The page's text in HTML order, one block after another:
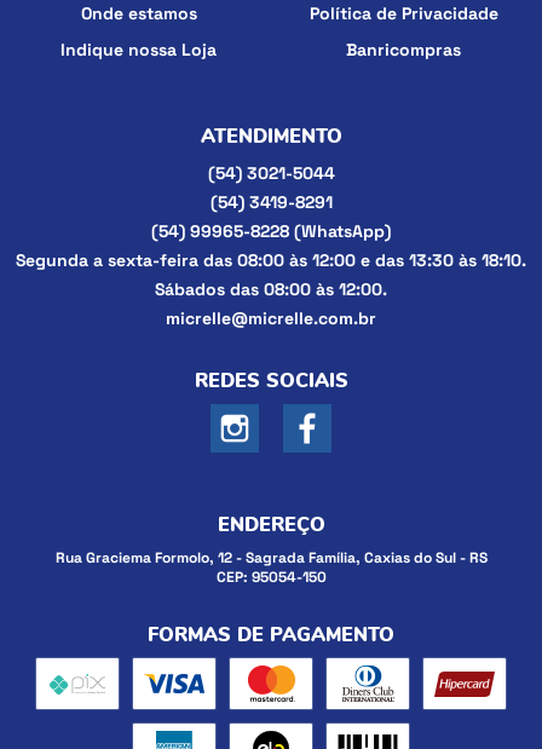
Onde estamos
Indique nossa Loja
Política de Privacidade
Banricompras
ATENDIMENTO
(54)3021-5044
(54)3419-8291
(54) 99965-8228 (WhatsApp)
Segunda a sexta-feira das 08:00 às 12:00 e das 13:30 às 18:10.
Sábados das 08:00 às 12:00.
micrelle@micrelle.com.br
REDES SOCIAIS
ENDEREÇO
Rua Graciema Formolo, 12-Sagrada Família, Caxias do Sul-RS
CEP: 95054-150
FORMAS DE PAGAMENTO